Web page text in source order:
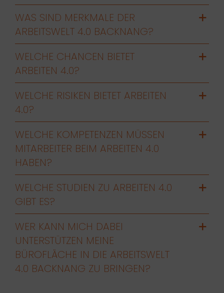
WAS SIND MERKMALE DER
ARBEITSWELT 4.0 BACKNANG?
WELCHE CHANCEN BIETET
ARBEITEN 4.0?
WELCHE RISIKEN BIETET ARBEITEN
4.0?
WELCHE KOMPETENZEN MÜSSEN
MITARBEITER BEIM ARBEITEN 4.0
HABEN?
WELCHE STUDIEN ZU ARBEITEN 4.0
GIBT ES?
WER KANN MICH DABEI
UNTERSTÜTZEN MEINE
BÜROFLÄCHE IN DIE ARBEITSWELT
4.0 BACKNANG ZU BRINGEN?